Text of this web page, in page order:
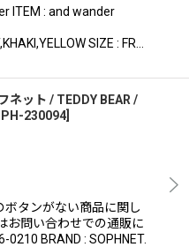
ITEM : and wander
SIZE : FR…
ネット / TEDDY BEAR /
230094
ボタンがない商品に関し
お問い合わせでの通販に
BRAND : SOPHNET.